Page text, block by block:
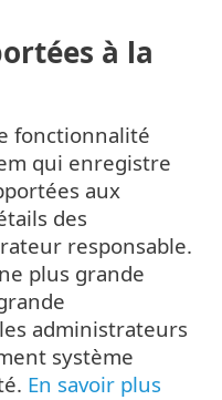
à la
fonctionnalité
qui enregistre
aux
des
responsable.
plus grande
administrateurs
système
En savoir plus